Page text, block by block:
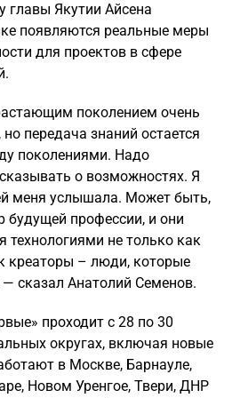
главы Якутии Айсена
появляются реальные меры
для проектов в сфере
поколением очень
передача знаний остается
поколениями. Надо
о возможностях. Я
меня услышала. Может быть,
будущей профессии, и они
технологиями не только как
креаторы – люди, которые
сказал Анатолий Семенов.
проходит с 28 по 30
округах, включая новые
в Москве, Барнауле,
Новом Уренгое, Твери, ДНР